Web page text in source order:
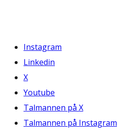
Instagram
Linkedin
X
Youtube
Talmannen på X
Talmannen på Instagram